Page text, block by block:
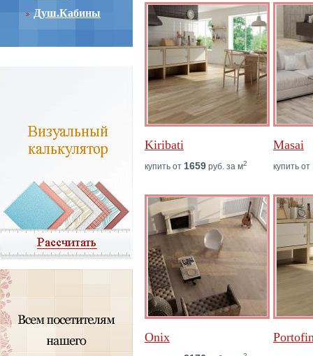
Душ.Кабины
Kiribati
купить от 1659 руб. за м2
Masai
купить от
Onix